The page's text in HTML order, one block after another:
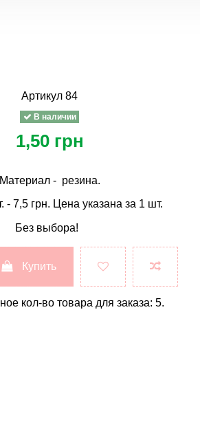
Артикул 84
В наличии
1,50 грн
Материал - резина.
- 7,5 грн. Цена указана за 1 шт.
Без выбора!
Купить
кол-во товара для заказа: 5.